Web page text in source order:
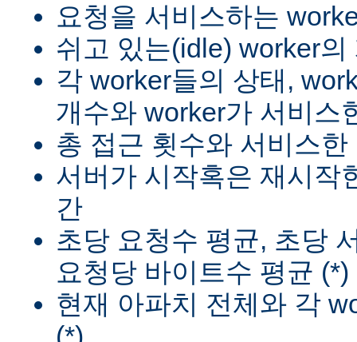
요청을 서비스하는
쉬고 있는(idle) worker의
각 worker들의 상태,
개수와 worker가 서비스
총 접근 횟수와 서비스
서버가 시작혹은 재시작
간
초당 요청수 평균, 초당
요청당 바이트수 평균 (*)
현재 아파치 전체와 각